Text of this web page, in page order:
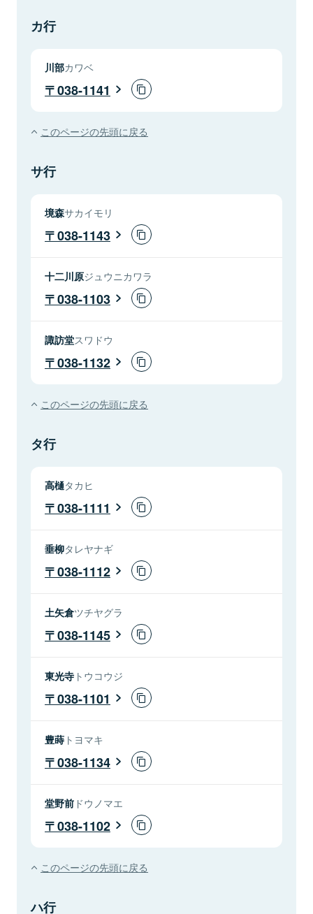
カ行
川部カワベ
038-1141
このページの先頭に戻る
サ行
境森サカイモリ
038-1143
十二川原ジュウニカワラ
038-1103
諏訪堂スワドウ
038-1132
このページの先頭に戻る
タ行
高樋タカヒ
038-1111
垂柳タレヤナギ
038-1112
土矢倉ツチヤグラ
038-1145
東光寺 トウコウジ
038-1101
豊蒔 トヨマキ
038-1134
堂野前 ドウノマエ
038-1102
このページの先頭に戻る
ハ行